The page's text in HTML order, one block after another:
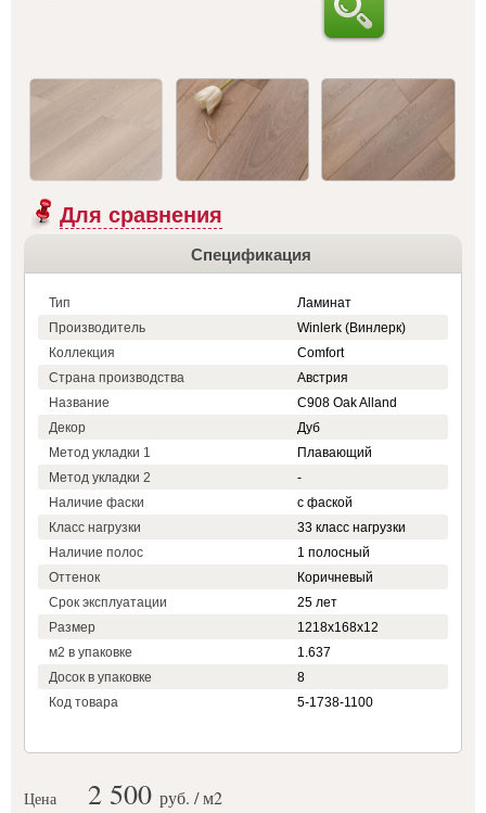
Для сравнения
Спецификация
Тип
Ламинат
Производитель
Winlerk (Винлерк)
Коллекция
Comfort
Страна производства
Австрия
Название
C908 Oak Alland
Декор
Дуб
Метод укладки 1
Плавающий
Метод укладки 2
-
Наличие фаски
с фаской
Класс нагрузки
33 класс нагрузки
Наличие полос
1 полосный
Оттенок
Коричневый
Срок эксплуатации
25 лет
Размер
1218х168х12
м2 в упаковке
1.637
Досок в упаковке
8
Код товара
5-1738-1100
Цена 2 500 руб. / м2